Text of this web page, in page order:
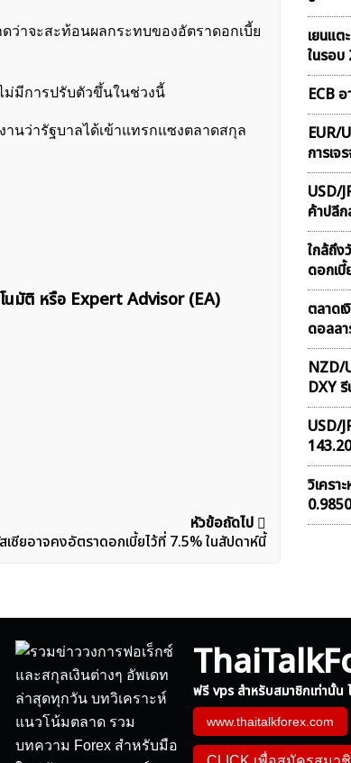
ว่าจะสะท้อนผลกระทบของอัตราดอกเบี้ย
ม่มีการปรับตัวขึ้นในช่วงนี้
นว่ารัฐบาลได้เข้าแทรกแซงตลาดสกุล
โนมัติ หรือ Expert Advisor (EA)
หัวข้อถัดไป
เซียอาจคงอัตราดอกเบี้ยไว้ที่ 7.5% ในสัปดาห์นี้
เยนแ
ในรอบ
ECB
EUR/
การเจ
USD/
ค้าปลี
ใกล้ถึง
ดอกเ
ตลาดเ
ดอลล
NZD/
DXY
USD/
วิเครา
0.9850
ฟรี vps สำหรับสมาชิกเท่านั้น
www.thaitalkforex.com